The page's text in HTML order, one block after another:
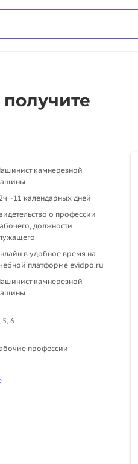
камнерезной
~11 календарных дней
о профессии
должности
в удобное время на
платформе evidpo.ru
камнерезной
5, 6
профессии